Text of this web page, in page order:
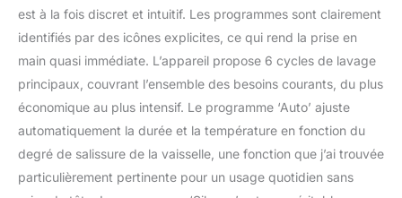
est à la fois discret et intuitif. Les programmes sont clairement
identifiés par des icônes explicites, ce qui rend la prise en
main quasi immédiate. L’appareil propose 6 cycles de lavage
principaux, couvrant l’ensemble des besoins courants, du plus
économique au plus intensif. Le programme ‘Auto’ ajuste
automatiquement la durée et la température en fonction du
degré de salissure de la vaisselle, une fonction que j’ai trouvée
particulièrement pertinente pour un usage quotidien sans